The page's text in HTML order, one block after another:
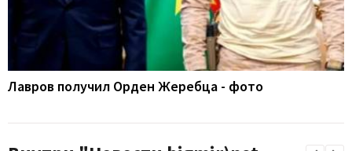
Лавров получил Орден Жеребца - фото